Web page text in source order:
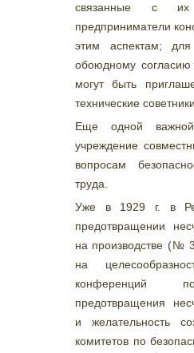
связанные с
предприниматели
этим аспектам;
обоюдному
могут быть
технические
Еще одной
учреждение
вопросам
труда.
Уже в 1929 г. в
предотвращении
на производстве (№
на
конференций
предотвращения
и желательность
комитетов по